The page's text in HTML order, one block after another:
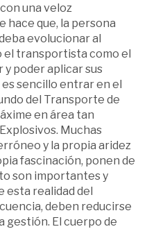
una veloz
hace que, la persona
evolucionar al
el transportista como el
poder aplicar sus
sencillo entrar en el
del Transporte de
en área tan
Muchas
y la propia aridez
fascinación, ponen de
son importantes y
esta realidad del
deben reducirse
gestión. El cuerpo de